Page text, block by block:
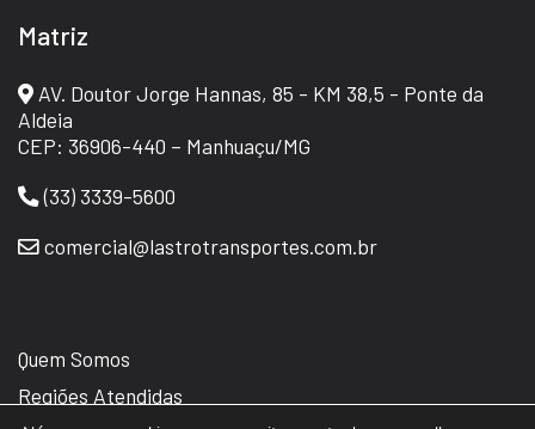
Matriz
AV. Doutor Jorge Hannas, 85 - KM 38,5 - Ponte da
Aldeia
CEP: 36906-440 – Manhuaçu/MG
(33) 3339-5600
comercial@lastrotransportes.com.br
Quem Somos
Regiões Atendidas